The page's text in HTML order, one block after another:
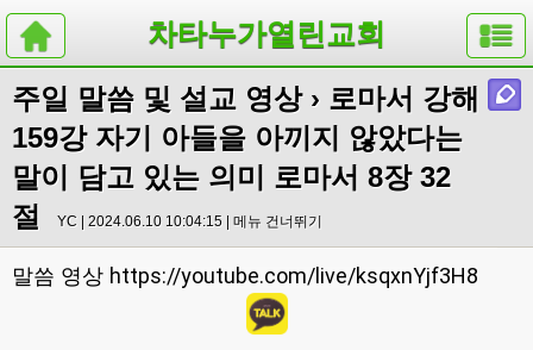
차타누가열린교회
주일 말씀 및 설교 영상› 로마서 강해
159강 자기 아들을 아끼지 않았다는
말이 담고 있는 의미 로마서 8장 32
절
YC | 2024.06.10 10:04:15 | 메뉴 건너뛰기
말씀 영상 https://youtube.com/live/ksqxnYjf3H8